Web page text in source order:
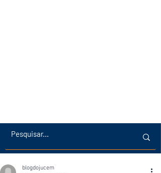
blogdojucem